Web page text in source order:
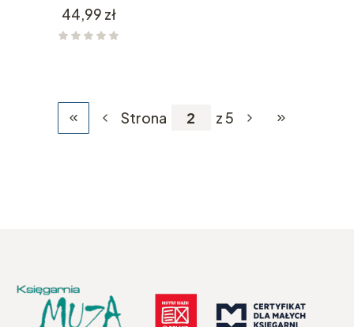
Cena
44,99 zł
Wróć do pierwszej strony z produktami
Strona z 5 Przejdź do